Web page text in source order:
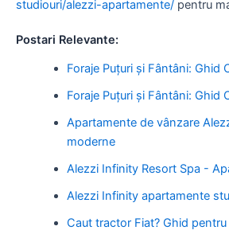
studiouri/alezzi-apartamente/ pentru
Postari Relevante:
Foraje Puțuri și Fântâni: Ghid
Foraje Puțuri și Fântâni: Ghid
Apartamente de vânzare
moderne
Alezzi Infinity Resort Spa -
Alezzi Infinity apartamente
Caut tractor Fiat? Ghid